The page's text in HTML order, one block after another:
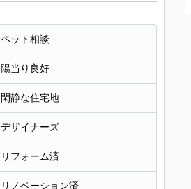
ペット相談
陽当り良好
閑静な住宅地
デザイナーズ
リフォーム済
リノベーション済